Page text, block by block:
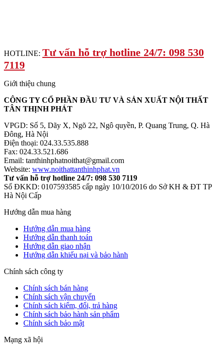
HOTLINE: Tư vấn hỗ trợ hotline 24/7: 098 530
7119
Giới thiệu chung
CÔNG TY CỔ PHẦN ĐẦU TƯ VÀ SẢN XUẤT NỘI THẤT
TÂN THỊNH PHÁT
VPGD: Số 5, Dãy X, Ngõ 22, Ngô quyền, P. Quang Trung, Q. Hà
Đông, Hà Nội
Điện thoại: 024.33.535.888
Fax: 024.33.521.686
Email: tanthinhphatnoithat@gmail.com
Website: www.noithattanthinhphat.vn
Tư vấn hỗ trợ hotline 24/7: 098 530 7119
Số ĐKKD: 0107593585 cấp ngày 10/10/2016 do Sở KH & ĐT TP
Hà Nội Cấp
Hướng dẫn mua hàng
Hướng dẫn mua hàng
Hướng dẫn thanh toán
Hướng dẫn giao nhận
Hướng dẫn khiếu nại và bảo hành
Chính sách công ty
Chính sách bán hàng
Chính sách vận chuyển
Chính sách kiểm, đổi, trả hàng
Chính sách bảo hành sản phẩm
Chính sách bảo mật
Mạng xã hội